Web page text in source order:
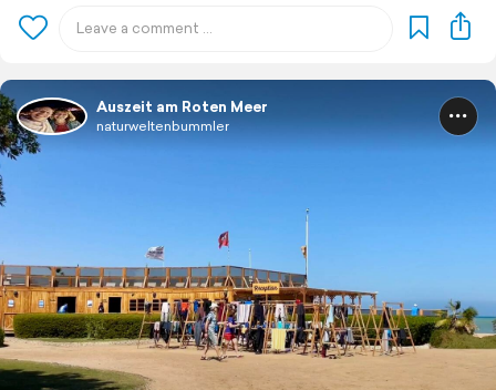
Auszeit am Roten Meer
naturweltenbummler